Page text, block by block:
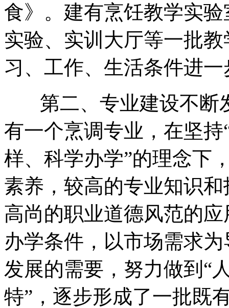
食》。建有烹饪教学实
实验、实训大厅等一批
习、工作、生活条件进
第二、专业建设不断
有一个烹调专业，在坚
样、科学办学”的理念下
素养，较高的专业知识
高尚的职业道德风范的
办学条件，以市场需求
发展的需要，努力做到“
特”，逐步形成了一批既